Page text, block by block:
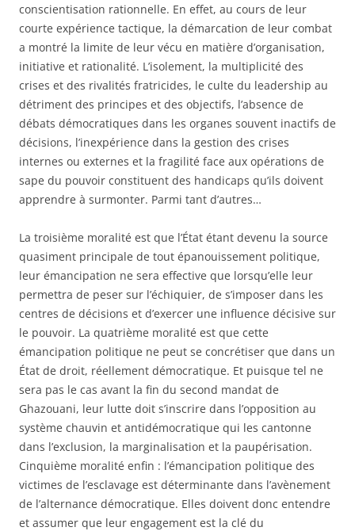
conscientisation rationnelle. En effet, au cours de leur
courte expérience tactique, la démarcation de leur combat
a montré la limite de leur vécu en matière d’organisation,
initiative et rationalité. L’isolement, la multiplicité des
crises et des rivalités fratricides, le culte du leadership au
détriment des principes et des objectifs, l’absence de
débats démocratiques dans les organes souvent inactifs de
décisions, l’inexpérience dans la gestion des crises
internes ou externes et la fragilité face aux opérations de
sape du pouvoir constituent des handicaps qu’ils doivent
apprendre à surmonter. Parmi tant d’autres…
La troisième moralité est que l’État étant devenu la source
quasiment principale de tout épanouissement politique,
leur émancipation ne sera effective que lorsqu’elle leur
permettra de peser sur l’échiquier, de s’imposer dans les
centres de décisions et d’exercer une influence décisive sur
le pouvoir. La quatrième moralité est que cette
émancipation politique ne peut se concrétiser que dans un
État de droit, réellement démocratique. Et puisque tel ne
sera pas le cas avant la fin du second mandat de
Ghazouani, leur lutte doit s’inscrire dans l’opposition au
système chauvin et antidémocratique qui les cantonne
dans l’exclusion, la marginalisation et la paupérisation.
Cinquième moralité enfin : l’émancipation politique des
victimes de l’esclavage est déterminante dans l’avènement
de l’alternance démocratique. Elles doivent donc entendre
et assumer que leur engagement est la clé du